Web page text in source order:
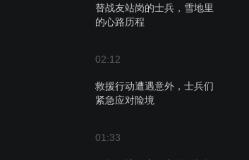
替战友站岗的士兵，雪地里
的心路历程
02:12
救援行动遭遇意外，士兵们
紧急应对险境
01:33